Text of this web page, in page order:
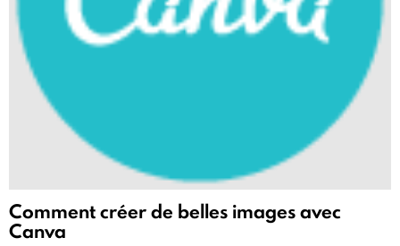
Comment créer de belles images avec
Canva